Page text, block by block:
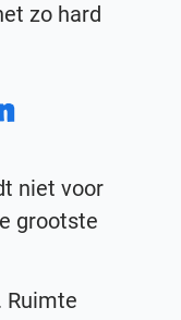
zo hard
niet voor
grootste
Ruimte